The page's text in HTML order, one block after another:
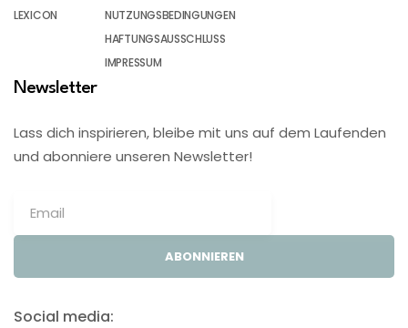
LEXICON
NUTZUNGSBEDINGUNGEN
HAFTUNGSAUSSCHLUSS
IMPRESSUM
Newsletter
Lass dich inspirieren, bleibe mit uns auf dem Laufenden
und abonniere unseren Newsletter!
ABONNIEREN
Social media: